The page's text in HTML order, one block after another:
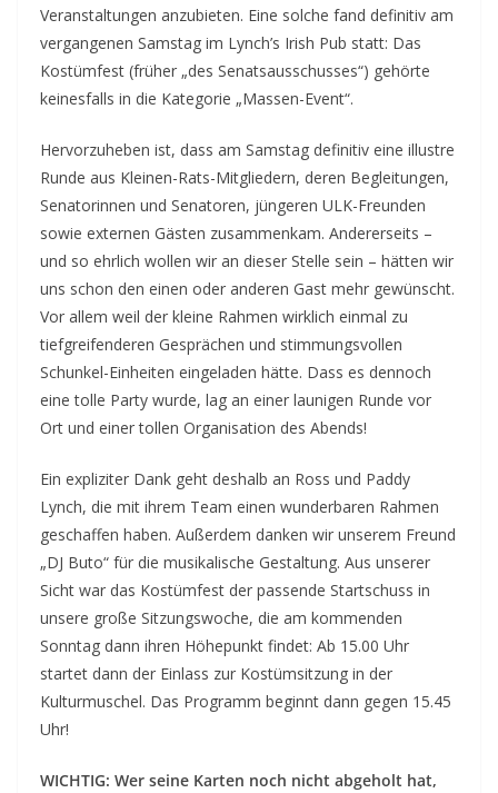
Veranstaltungen anzubieten. Eine solche fand definitiv am
vergangenen Samstag im Lynch’s Irish Pub statt: Das
Kostümfest (früher „des Senatsausschusses“) gehörte
keinesfalls in die Kategorie „Massen-Event“.
Hervorzuheben ist, dass am Samstag definitiv eine illustre
Runde aus Kleinen-Rats-Mitgliedern, deren Begleitungen,
Senatorinnen und Senatoren, jüngeren ULK-Freunden
sowie externen Gästen zusammenkam. Andererseits –
und so ehrlich wollen wir an dieser Stelle sein – hätten wir
uns schon den einen oder anderen Gast mehr gewünscht.
Vor allem weil der kleine Rahmen wirklich einmal zu
tiefgreifenderen Gesprächen und stimmungsvollen
Schunkel-Einheiten eingeladen hätte. Dass es dennoch
eine tolle Party wurde, lag an einer launigen Runde vor
Ort und einer tollen Organisation des Abends!
Ein expliziter Dank geht deshalb an Ross und Paddy
Lynch, die mit ihrem Team einen wunderbaren Rahmen
geschaffen haben. Außerdem danken wir unserem Freund
„DJ Buto“ für die musikalische Gestaltung. Aus unserer
Sicht war das Kostümfest der passende Startschuss in
unsere große Sitzungswoche, die am kommenden
Sonntag dann ihren Höhepunkt findet: Ab 15.00 Uhr
startet dann der Einlass zur Kostümsitzung in der
Kulturmuschel. Das Programm beginnt dann gegen 15.45
Uhr!
WICHTIG: Wer seine Karten noch nicht abgeholt hat,